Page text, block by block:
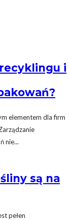
i
elementem dla firm
nie...
są na
pełen